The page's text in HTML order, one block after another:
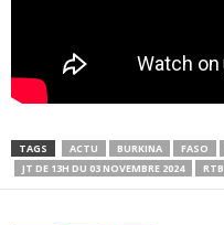
TAGS ACTU BURKINA FASO
JT DE 13H DU 03 NOVEMBRE 2024
RTB